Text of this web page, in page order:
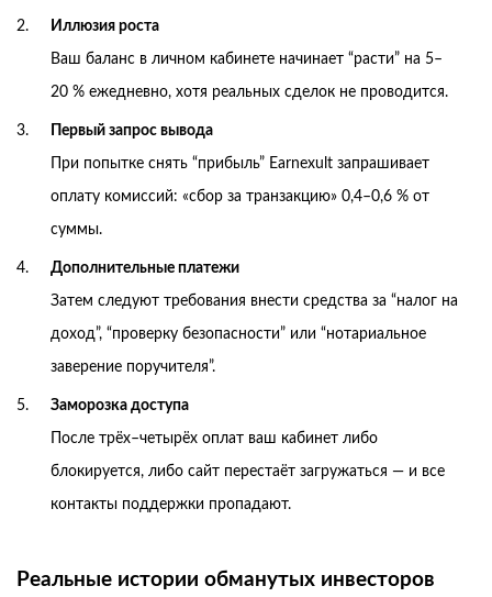
Иллюзия роста
Ваш баланс в личном кабинете начинает “расти” на 5–
20 % ежедневно, хотя реальных сделок не проводится.
Первый запрос вывода
При попытке снять “прибыль” Earnexult запрашивает
оплату комиссий: «сбор за транзакцию» 0,4–0,6 % от
суммы.
Дополнительные платежи
Затем следуют требования внести средства за “налог на
доход”, “проверку безопасности” или “нотариальное
заверение поручителя”.
Заморозка доступа
После трёх–четырёх оплат ваш кабинет либо
блокируется, либо сайт перестаёт загружаться — и все
контакты поддержки пропадают.
Реальные истории обманутых инвесторов